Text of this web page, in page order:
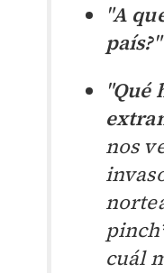
"A
país?"
"Qué
nos
cuál